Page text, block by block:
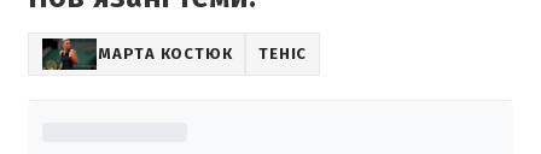
МАРТА КОСТЮК ТЕНІС